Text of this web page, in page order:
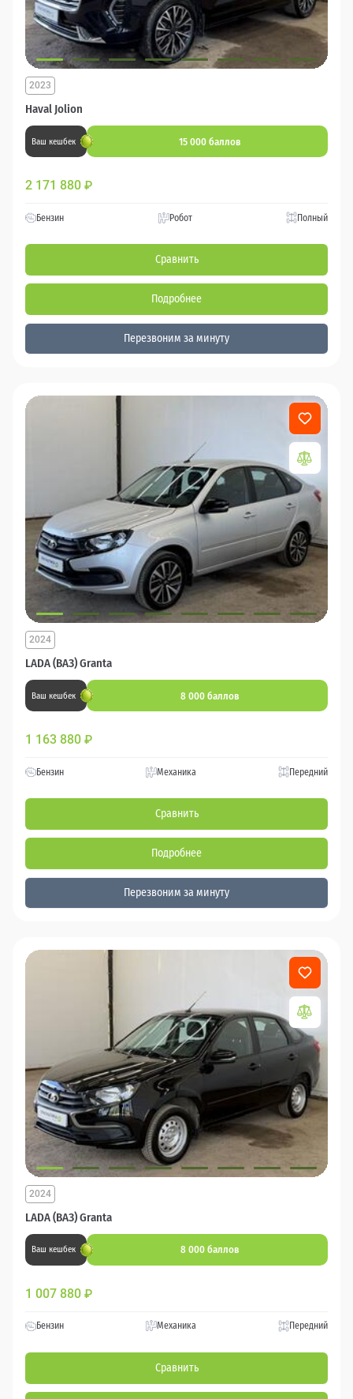
Haval Jolion
2023
Ваш кешбек 15 000 баллов
2 171 880 ₽
Бензин Робот Полный
Сравнить
Подробнее
Перезвоним за минуту
LADA (ВАЗ) Granta
2024
Ваш кешбек 8 000 баллов
1 163 880 ₽
Бензин Механика Передний
Сравнить
Подробнее
Перезвоним за минуту
LADA (ВАЗ) Granta
2024
Ваш кешбек 8 000 баллов
1 007 880 ₽
Бензин Механика Передний
Сравнить